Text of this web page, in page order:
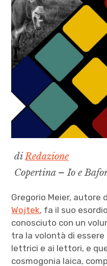
diRedazione
Copertina – Io e
Gregorio Meier, autore
Wojtek, fa il suo
conosciuto con un
tra la volontà di essere
lettrici e ai lettori, e
cosmogonia laica,